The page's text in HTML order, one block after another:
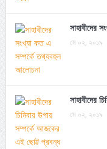
সাহাবীদের
মে ০২, ২০১৯
সাহাবীদের
মে ০২, ২০১৯